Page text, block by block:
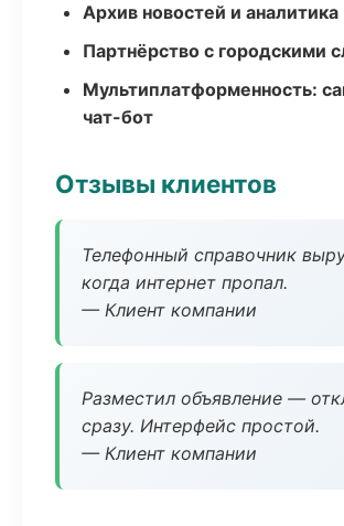
Архив новостей и аналитика
Партнёрство с городскими
Мультиплатформенность:
чат-бот
Отзывы клиентов
Телефонный справочник
когда интернет пропал.
— Клиент компании
Разместил объявление —
сразу. Интерфейс простой.
— Клиент компании